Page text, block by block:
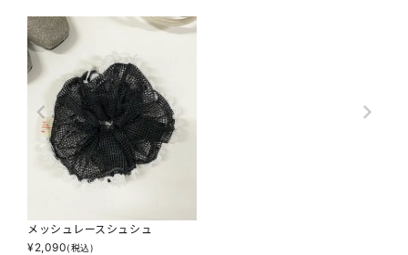
メッシュレースシュシュ
¥2,090(税込)